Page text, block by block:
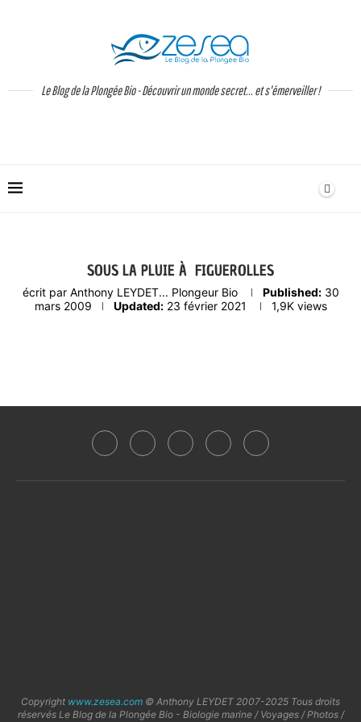
Le Blog de la Plongée Bio - Découvrir un monde secret... et s'émerveiller !
SOUS LA PLUIE À FIGUEROLLES
écrit par Anthony LEYDET... Plongeur Bio Published: 30
mars 2009
Updated: 23 février 2021 1,9Kviews
Copyright www.zesea.com © Anthony LEYDET 2007-2025 Tous droits
réservés Le Blog de la Plongée Bio - Biologie marine / Voyages / Photos /